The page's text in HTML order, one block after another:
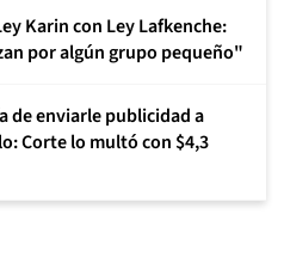
Karin con Ley Lafkenche:
por algún grupo pequeño"
de enviarle publicidad a
Corte lo multó con $4,3